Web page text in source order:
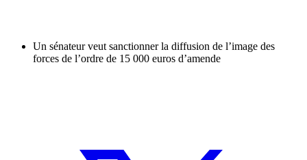
Un sénateur veut sanctionner la diffusion de l’image des
forces de l’ordre de 15 000 euros d’amende